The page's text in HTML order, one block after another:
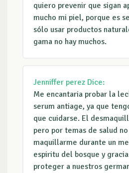
quiero prevenir que sigan
mucho mi piel, porque es
sólo usar productos
gama no hay muchos.
Jenniffer perez Dice:
Me encantaria probar la
serum antiage, ya que
que cuidarse. El
pero por temas de salud
maquillarme durante un
espiritu del bosque y
proteger a nuestros